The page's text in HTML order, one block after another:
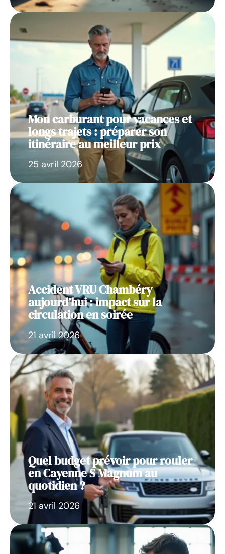
Mon carburant pour vacances et
longs trajets : préparer son
itinéraire au meilleur prix
25 avril 2026
Accident VRU Chambéry
aujourd’hui : impact sur la
circulation en soirée
21 avril 2026
Quel budget prévoir pour rouler
en Cayenne S Magnum au
quotidien ?
21 avril 2026